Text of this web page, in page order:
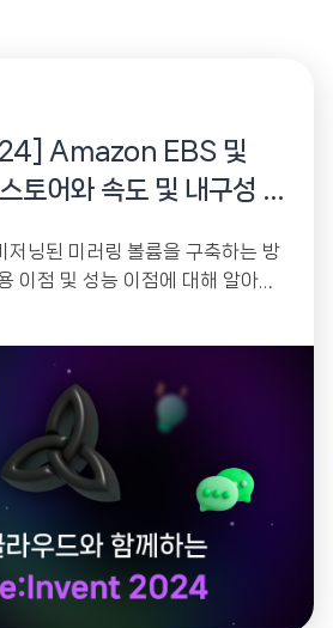
Amazon EBS 및
토어와 속도 및 내구성 균
저닝된 미러링 볼륨을 구축하는 방
이점 및 성능 이점에 대해 알아보